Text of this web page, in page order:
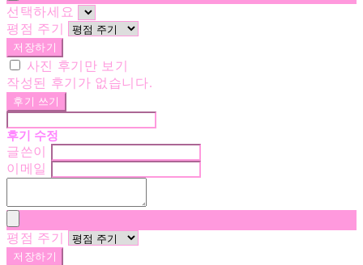
선택하세요
평점 주기
저장하기
사진 후기만 보기
작성된 후기가 없습니다.
후기 쓰기
후기 수정
글쓴이
이메일
평점 주기
저장하기